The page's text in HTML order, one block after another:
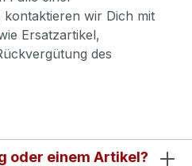
wir Dich mit
Ersatzartikel,
des
oder einem Artikel?